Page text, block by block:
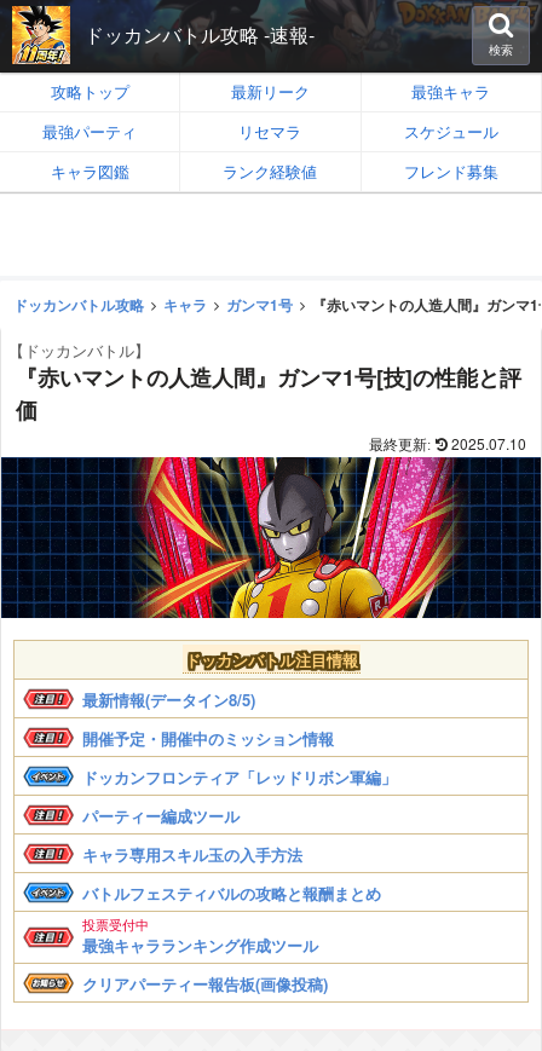
ドッカンバトル攻略 -速報-
検索
攻略トップ 最新リーク
最強キャラ
最強パーティ
リセマラ
スケジュール
キャラ図鑑
ランク経験値 フレンド募集
ドッカンバトル攻略 キャラ ガンマ1号 『赤いマントの人造人間』ガンマ
【ドッカンバトル】
『赤いマントの人造人間』ガンマ1号[技]の性能と評
価
2025.07.10
ドッカンバトル注目情報
最新情報(データイン8/5)
開催予定・開催中のミッション情報
ドッカンフロンティア「レッドリボン軍編」
パーティー編成ツール
キャラ専用スキル玉の入手方法
バトルフェスティバルの攻略と報酬まとめ
投票受付中
最強キャラランキング作成ツール
クリアパーティー報告板(画像投稿)